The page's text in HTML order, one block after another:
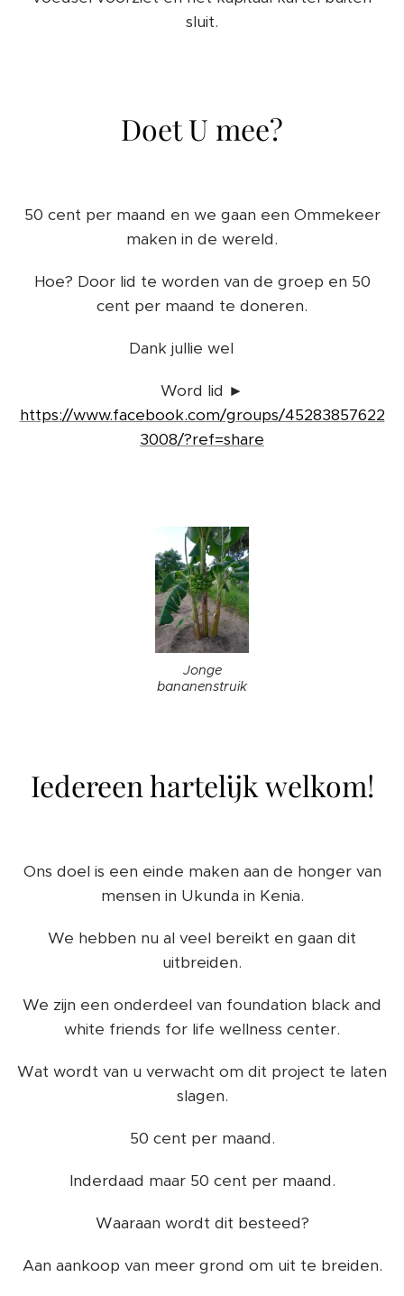
sluit.
Doet U mee?
50 cent per maand en we gaan een Ommekeer
maken in de wereld.
Hoe? Door lid te worden van de groep en 50
cent per maand te doneren.
Dank jullie wel 👍👍
Word lid ►
https://www.facebook.com/groups/45283857622
3008/?ref=share
Jonge
bananenstruik
Iedereen hartelijk welkom!
Ons doel is een einde maken aan de honger van
mensen in Ukunda in Kenia.
We hebben nu al veel bereikt en gaan dit
uitbreiden.
We zijn een onderdeel van foundation black and
white friends for life wellness center.
Wat wordt van u verwacht om dit project te laten
slagen.
50 cent per maand.
Inderdaad maar 50 cent per maand.
Waaraan wordt dit besteed?
Aan aankoop van meer grond om uit te breiden.